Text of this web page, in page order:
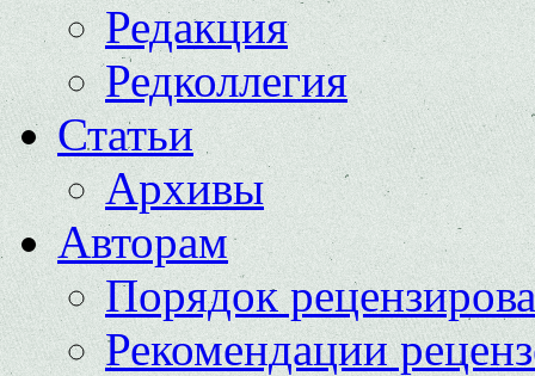
Редакция
Редколлегия
Статьи
Архивы
Авторам
Порядок
Рекомендации